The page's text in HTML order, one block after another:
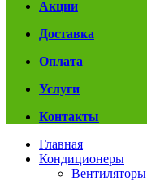
Акции
Доставка
Оплата
Услуги
Контакты
Главная
Кондиционеры
Вентиляторы